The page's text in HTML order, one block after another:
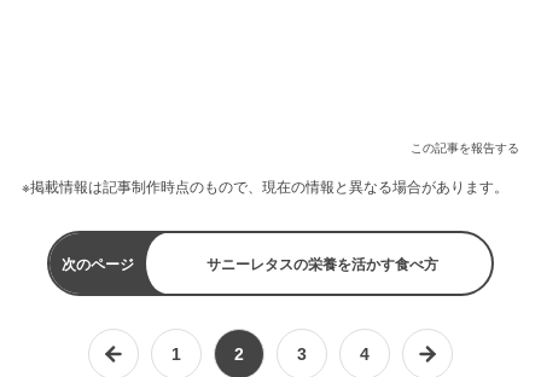
この記事を報告する
※掲載情報は記事制作時点のもので、現在の情報と異なる場合があります。
次のページ サニーレタスの栄養を活かす食べ方
1 2 3 4